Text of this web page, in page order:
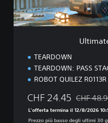
d
i
t
TEARDOWN
TEARDOWN: PASS
ROBOT QUILEZ R0113R
CHF 24.45 Scontato
CHF
L'offerta termina il 12/8/2026
Prezzo più basso degli ultimi 30